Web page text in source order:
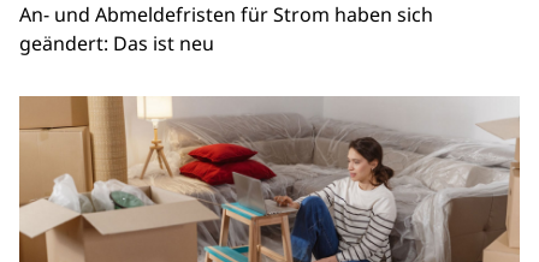
An- und Abmeldefristen für Strom haben sich
geändert: Das ist neu